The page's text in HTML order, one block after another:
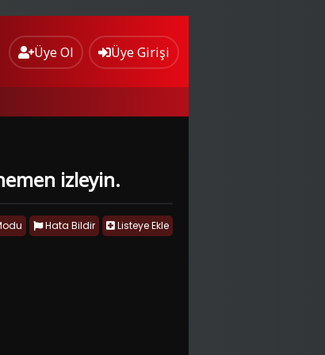
Üye Ol Üye Girişi
izleyin.
Listeye Ekle
Hata Bildir